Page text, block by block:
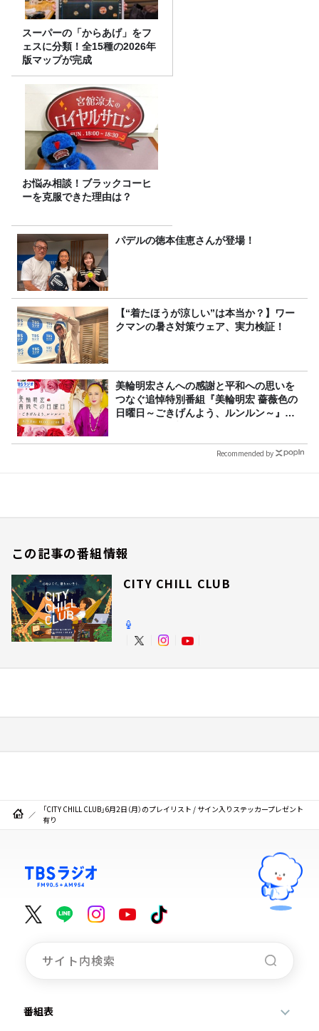
スーパーの「からあげ」をフ
ェスに分類！全15種の2026年
版マップが完成
お悩み相談！ブラックコーヒ
ーを克服できた理由は？
パデルの徳本佳恵さんが登場！
【“着たほうが涼しい”は本当か？】ワー
クマンの暑さ対策ウェア、実力検証！
美輪明宏さんへの感謝と平和への思いを
つなぐ追悼特別番組『美輪明宏 薔薇色の
日曜日～ごきげんよう、ルンルン～』
Recommended by
この記事の番組情報
CITY CHILL CLUB
「CITY CHILL CLUB」6月2日（月）のプレイリスト / サイン入りステッカープレゼント
有り
番組表